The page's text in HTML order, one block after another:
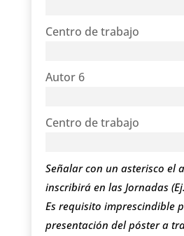
Centro de trabajo
Autor 6
Centro de trabajo
Señalar con un asterisco el
inscribirá en las Jornadas
Es requisito imprescindible
presentación del póster a